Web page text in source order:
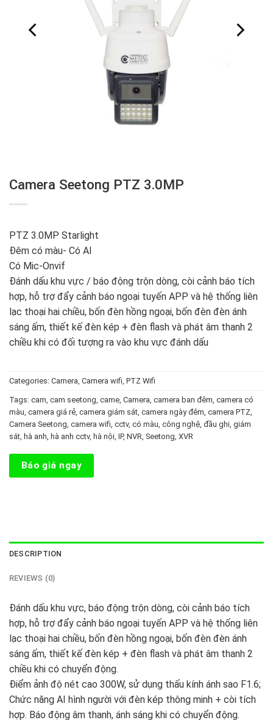
Camera Seetong PTZ 3.0MP
PTZ 3.0MP Starlight
Đêm có màu- Có AI
Có Mic-Onvif
Đánh dấu khu vực / báo động trộn dòng, còi cảnh báo tích
hợp, hỗ trợ đẩy cảnh báo ngoại tuyến APP và hệ thống liên
lạc thoại hai chiều, bốn đèn hồng ngoại, bốn đèn đèn ánh
sáng ấm, thiết kế đèn kép + đèn flash và phát âm thanh 2
chiều khi có đối tượng ra vào khu vực đánh dấu
Categories: Camera, Camera wifi, PTZ Wifi
Tags: cam, cam seetong, came, Camera, camera ban đêm, camera có
màu, camera giá rẻ, camera giám sát, camera ngày đêm, camera PTZ,
Camera Seetong, camera wifi, cctv, có màu, công nghệ, đầu ghi, giám
sát, hà anh, hà anh cctv, hà nội, IP, NVR, Seetong, XVR
Báo giá ngay
DESCRIPTION
REVIEWS (0)
Đánh dấu khu vực, báo động trộn dòng, còi cảnh báo tích
hợp, hỗ trợ đẩy cảnh báo ngoại tuyến APP và hệ thống liên
lạc thoại hai chiều, bốn đèn hồng ngoại, bốn đèn đèn ánh
sáng ấm, thiết kế đèn kép + đèn flash và phát âm thanh 2
chiều khi có chuyển động.
Điểm ảnh độ nét cao 300W, sử dụng thấu kính ánh sao F1.6;
Chức năng AI hình người với đèn kép thông minh + còi tích
hợp. Báo động âm thanh, ánh sáng khi có chuyển động.